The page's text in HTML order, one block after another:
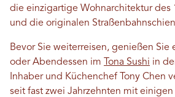
die einzigartige Wohnarchitektur des
und die originalen
Bevor Sie weiterreisen, genießen Sie
oder Abendessen im
Tona Sushi in
Inhaber und Küchenchef Tony Chen
seit fast zwei Jahrzehnten mit